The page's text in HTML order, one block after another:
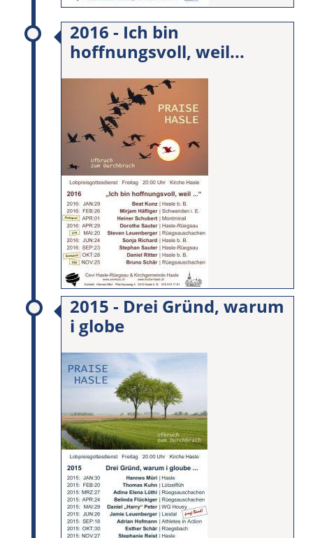
2016 - Ich bin
hoffnungsvoll, weil...
2015 - Drei Gründ, warum
i globe